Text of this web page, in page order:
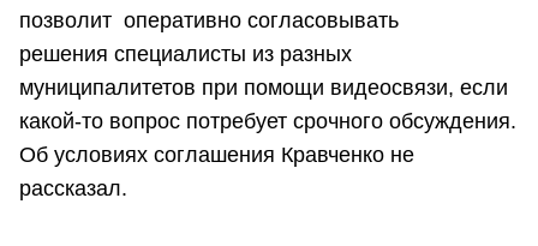
позволит оперативно согласовывать
решения специалисты из разных
муниципалитетов при помощи видеосвязи, если
какой-то вопрос потребует срочного обсуждения.
Об условиях соглашения Кравченко не
рассказал.